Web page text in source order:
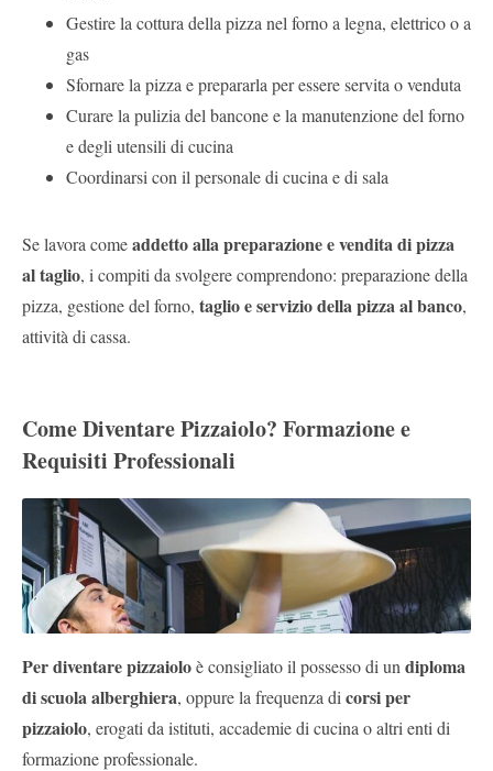
Gestire la cottura della pizza nel forno a legna, elettrico o a
gas
Sfornare la pizza e prepararla per essere servita o venduta
Curare la pulizia del bancone e la manutenzione del forno
e degli utensili di cucina
Coordinarsi con il personale di cucina e di sala
Se lavora comeaddetto alla preparazione e vendita di pizza
al taglio, i compiti da svolgere comprendono: preparazione della
pizza, gestione del forno, taglio e servizio della pizza al banco,
attività di cassa.
Come Diventare Pizzaiolo? Formazione e
Requisiti Professionali
Per diventare pizzaioloè consigliato il possesso di un diploma
di scuola alberghiera, oppure la frequenza di corsi per
pizzaiolo, erogati da istituti, accademie di cucina o altri enti di
formazione professionale.